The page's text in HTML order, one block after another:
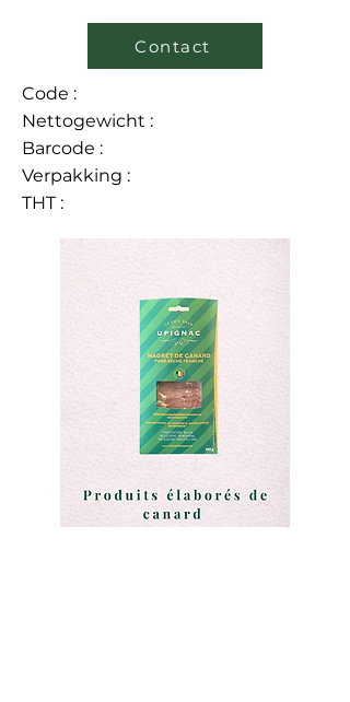
Contact
Code :
Nettogewicht :
Barcode :
Verpakking :
THT :